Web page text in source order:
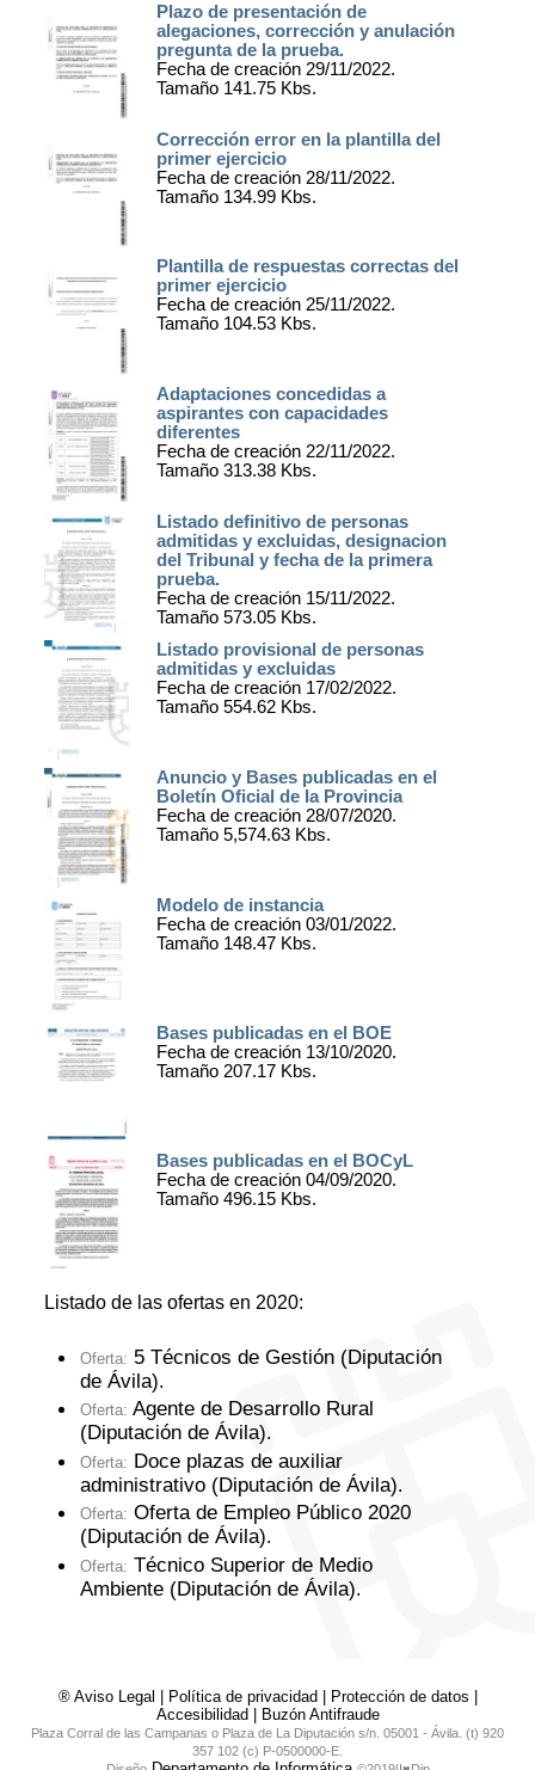
Plazo de presentación de
alegaciones, corrección y anulación
pregunta de la prueba.
Fecha de creación 29/11/2022.
Tamaño 141.75 Kbs.
Corrección error en la plantilla del
primer ejercicio
Fecha de creación 28/11/2022.
Tamaño 134.99 Kbs.
Plantilla de respuestas correctas del
primer ejercicio
Fecha de creación 25/11/2022.
Tamaño 104.53 Kbs.
Adaptaciones concedidas a
aspirantes con capacidades
diferentes
Fecha de creación 22/11/2022.
Tamaño 313.38 Kbs.
Listado definitivo de personas
admitidas y excluidas, designacion
del Tribunal y fecha de la primera
prueba.
Fecha de creación 15/11/2022.
Tamaño 573.05 Kbs.
Listado provisional de personas
admitidas y excluidas
Fecha de creación 17/02/2022.
Tamaño 554.62 Kbs.
Anuncio y Bases publicadas en el
Boletín Oficial de la Provincia
Fecha de creación 28/07/2020.
Tamaño 5,574.63 Kbs.
Modelo de instancia
Fecha de creación 03/01/2022.
Tamaño 148.47 Kbs.
Bases publicadas en el BOE
Fecha de creación 13/10/2020.
Tamaño 207.17 Kbs.
Bases publicadas en el BOCyL
Fecha de creación 04/09/2020.
Tamaño 496.15 Kbs.
Listado de las ofertas en 2020:
Oferta: 5 Técnicos de Gestión (Diputación
de Ávila).
Oferta: Agente de Desarrollo Rural
(Diputación de Ávila).
Oferta: Doce plazas de auxiliar
administrativo (Diputación de Ávila).
Oferta: Oferta de Empleo Público 2020
(Diputación de Ávila).
Oferta: Técnico Superior de Medio
Ambiente (Diputación de Ávila).
® Aviso Legal | Política de privacidad| Protección de datos |
Accesibilidad| Buzón Antifraude
Plaza Corral de las Campanas o Plaza de La Diputación s/n. 05001 - Ávila. (t) 920
357 102 (c) P-0500000-E.